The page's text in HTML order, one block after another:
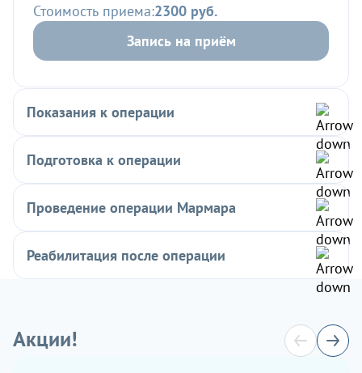
Стоимость приема:2300 руб.
Запись на приём
Показания к операции
Подготовка к операции
Проведение операции Мармара
Реабилитация после операции
Акции!